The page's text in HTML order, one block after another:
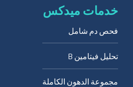
خدمات ميدكس
فحص دم شامل
تحليل فيتامين B
مجموعة الدهون الكاملة